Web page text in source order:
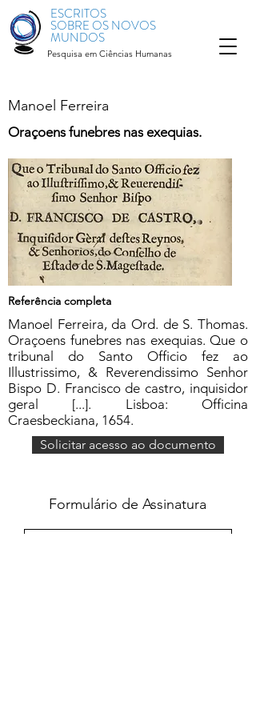
ESCRITOS
SOBRE OS NOVOS
MUNDOS
Pesquisa em Ciências Humanas
Manoel Ferreira
Oraçoens funebres nas exequias.
Referência completa
Manoel Ferreira, da Ord. de S. Thomas.
Oraçoens funebres nas exequias. Que o
tribunal do Santo Officio fez ao
Illustrissimo, & Reverendissimo Senhor
Bispo D. Francisco de castro, inquisidor
geral [...]. Lisboa: Officina
Craesbeckiana, 1654.
Solicitar acesso ao documento
Formulário de Assinatura